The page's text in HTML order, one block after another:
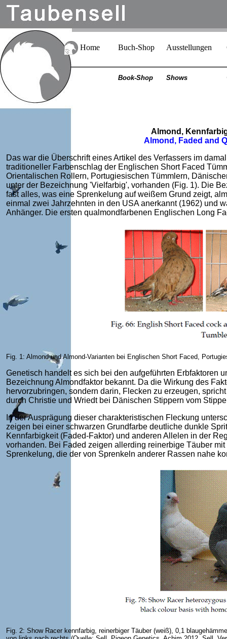
Home Buch-Shop Ausstellungen
Book-Shop Shows
Almond,
Almond, Faded and
Das war die Überschrift eines Artikel des Verfassers im
traditioneller Farbenschlag der Englischen Short Faced
Orientalischen Rollern, Portugiesischen Tümmlern,
unter der Bezeichnung 'Vielfarbig', vorhanden (Fig. 1). Die
fast alles, was eine Sprenkelung auf weißem Grund zeigt,
einmal zwei Jahrzehnten in den USA anerkannt (1962) und
Anhänger. Die ersten qualmondfarbenen Englischen Long
Fig. 1: Almond und Almond-Varianten bei Englischen Short Faced,
Genetisch handelt es sich bei den aufgeführten Erbfaktoren
Bezeichnung Almondfaktor bekannt. Da die Wirkung des
hervorzubringen, sondern darin, Flecken zu erzeugen,
durch Christie und Wriedt bei Dänischen Stippern vom
In der Ausprägung dieser charakteristischen Fleckung
zeigen bei einer schwarzen Grundfarbe deutliche dunkle
Kennfarbigkeit (Faded-Faktor) und anderen Allelen in der
vorhanden. Bei Faded zeigen allerding reinerbige Täuber
Sprenkelung, die der von Sprenkeln anderer Rassen nahe
Fig. 2: Show Racer kennfarbig, reinerbiger Täuber (weiß), 0,1